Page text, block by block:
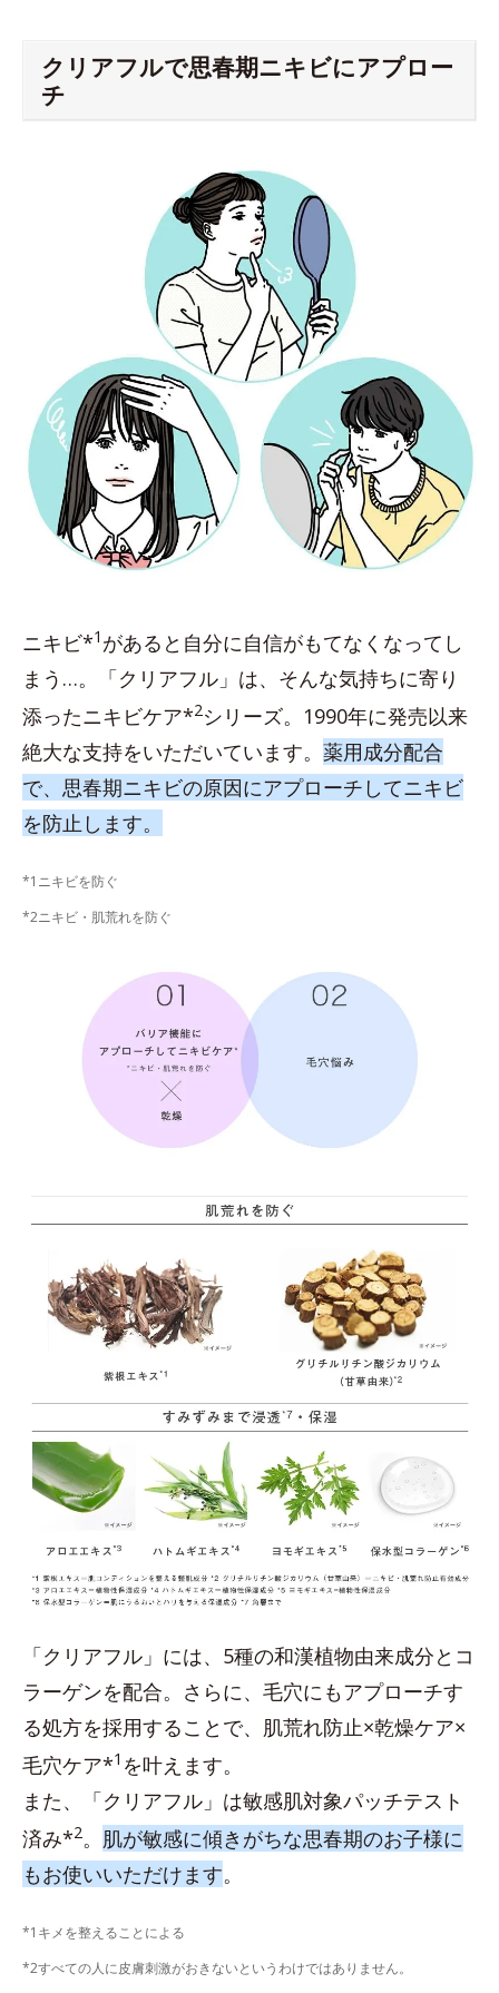
クリアフルで思春期ニキビにアプロー
チ
ニキビ*1 があると自分に自信がもてなくなってし
まう…。「クリアフル」は、そんな気持ちに寄り
添ったニキビケア*2シリーズ。1990年に発売以来
絶大な支持をいただいています。 薬用成分配合
で、思春期ニキビの原因にアプローチしてニキビ
を防止します。
*1ニキビを防ぐ
*2ニキビ・肌荒れを防ぐ
「クリアフル」には、5種の和漢植物由来成分とコ
ラーゲンを配合。さらに、毛穴にもアプローチす
る処方を採用することで、肌荒れ防止×乾燥ケア×
毛穴ケア*1 を叶えます。
また、「クリアフル」は敏感肌対象パッチテスト
済み*2。 肌が敏感に傾きがちな思春期のお子様に
もお使いいただけます。
*1キメを整えることによる
*2すべての人に皮膚刺激がおきないというわけではありません。